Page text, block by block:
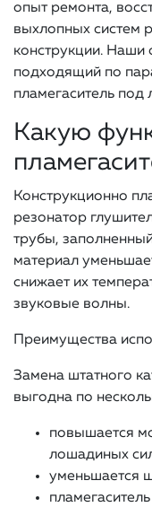
опыт ремонта,
выхлопных систем
конструкции. Наши
подходящий по
пламегаситель
Какую
Конструкционно
резонатор
трубы,
материал
снижает их
звуковые волны.
Преимущества
Замена штатного
выгодна по
повышается
лошадиных
уменьшается